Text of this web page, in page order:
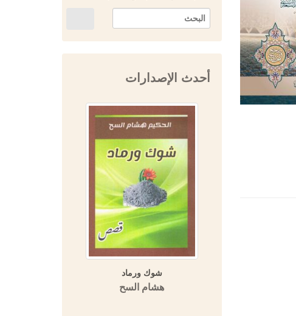
أحدث الإصدارات
الموسوعة العمرية (مسالك
المنهج والمصادر (دراسة تحليلية